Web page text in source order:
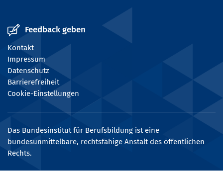
Feedback geben
Kontakt
Impressum
Datenschutz
Barrierefreiheit
Cookie-Einstellungen
Das Bundesinstitut für Berufsbildung ist eine
bundesunmittelbare, rechtsfähige Anstalt des öffentlichen
Rechts.